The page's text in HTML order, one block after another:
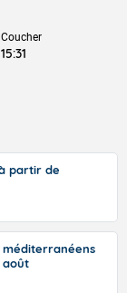
Coucher
15:31
partir de
août